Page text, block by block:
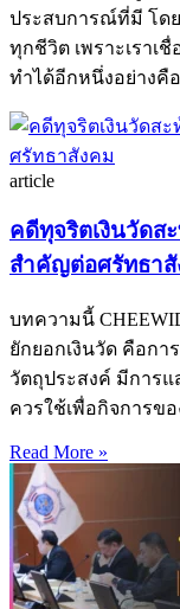
ประสบการณ์ที่มี โด
ทุกชีวิต เพราะเราเ
ทำได้อีกหนึ่งอย่างคื
article
คดีทุจริตเงินวัดส
สำคัญต่อศรัทธา
บทความนี้
ยักยอกเงินวัด คือกา
วัตถุประสงค์ มีการ
ควรใช้เพื่อกิจการข
Read More »